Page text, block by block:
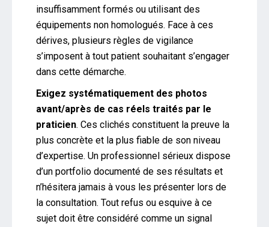
insuffisamment formés ou utilisant des
équipements non homologués. Face à ces
dérives, plusieurs règles de vigilance
s’imposent à tout patient souhaitant s’engager
dans cette démarche.
Exigez systématiquement des photos
avant/après de cas réels traités par le
praticien. Ces clichés constituent la preuve la
plus concrète et la plus fiable de son niveau
d’expertise. Un professionnel sérieux dispose
d’un portfolio documenté de ses résultats et
n’hésitera jamais à vous les présenter lors de
la consultation. Tout refus ou esquive à ce
sujet doit être considéré comme un signal